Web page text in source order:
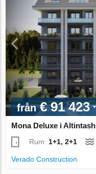
från€ 91 423
Mona Deluxe i
Rum: 1+1, 2+1
Verado Construction